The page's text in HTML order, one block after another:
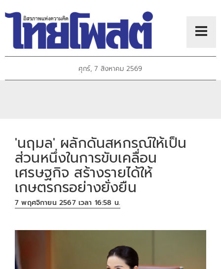
ศุกร์, 7 สิงหาคม 2569
'นฤมล' ผลักดันสหกรณ์ให้เป็น
ส่วนหนึ่งในการขับเคลื่อน
เศรษฐกิจ สร้างรายได้ให้
เกษตรกรอย่างยั่งยืน
7 พฤศจิกายน 2567 เวลา 16:58 น.